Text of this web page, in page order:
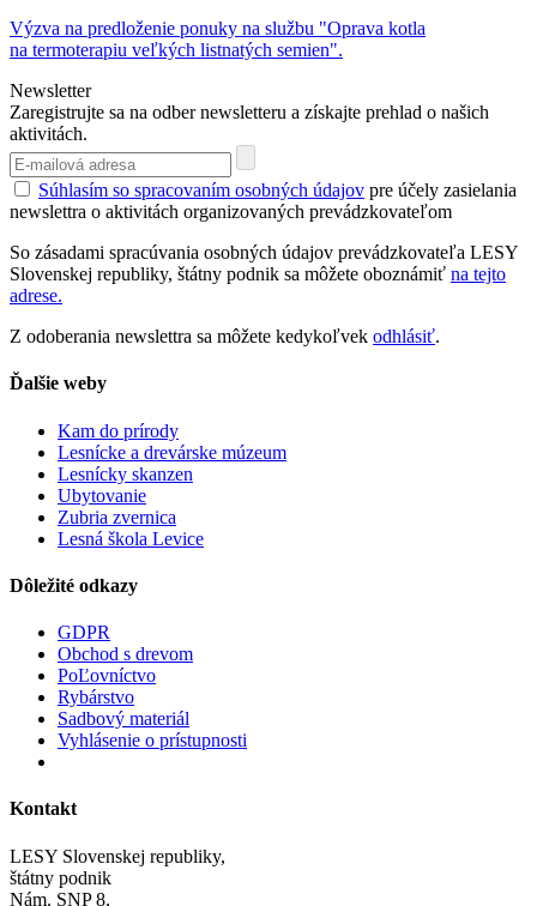
Výzva na predloženie ponuky na službu "Oprava kotla
na termoterapiu veľkých listnatých semien".
Newsletter
Zaregistrujte sa na odber newsletteru a získajte prehlad o našich
aktivitách.
Súhlasím so spracovaním osobných údajov pre účely zasielania
newslettra o aktivitách organizovaných prevádzkovateľom
So zásadami spracúvania osobných údajov prevádzkovateľa LESY
Slovenskej republiky, štátny podnik sa môžete oboznámiť na tejto
adrese.
Z odoberania newslettra sa môžete kedykoľvek odhlásiť.
Ďalšie weby
Kam do prírody
Lesnícke a drevárske múzeum
Lesnícky skanzen
Ubytovanie
Zubria zvernica
Lesná škola Levice
Dôležité odkazy
GDPR
Obchod s drevom
PoĽovníctvo
Rybárstvo
Sadbový materiál
Vyhlásenie o prístupnosti
Kontakt
LESY Slovenskej republiky,
štátny podnik
Nám. SNP 8,